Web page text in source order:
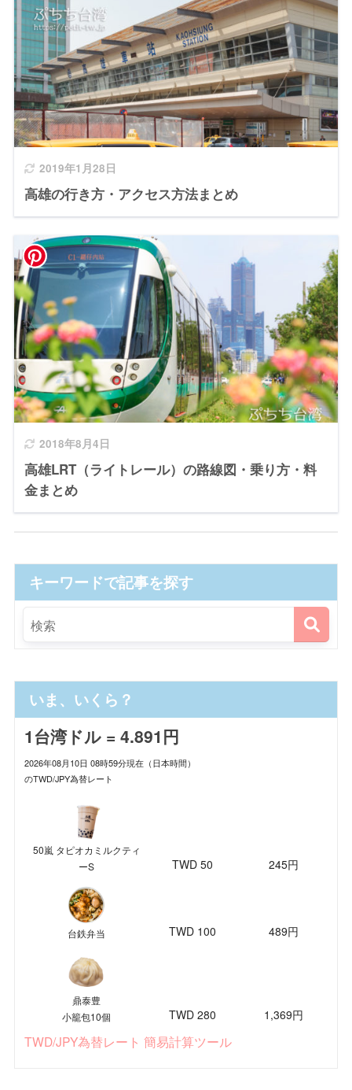
2019年1月28日
高雄の行き方・アクセス方法まとめ
2018年8月4日
高雄LRT（ライトレール）の路線図・乗り方・料
金まとめ
キーワードで記事を探す
いま、いくら？
1台湾ドル = 4.891円
2026年08月10日 08時59分現在（日本時間）
のTWD/JPY為替レート
50嵐 タピオカミルクティ
ーS
TWD 50 245円
台鉄弁当 TWD 100 489円
鼎泰豊
小籠包10個
TWD 280 1,369円
TWD/JPY為替レート 簡易計算ツール